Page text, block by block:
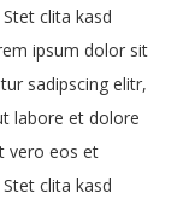
clita kasd
ipsum dolor sit
sadipscing elitr,
labore et dolore
vero eos et
clita kasd